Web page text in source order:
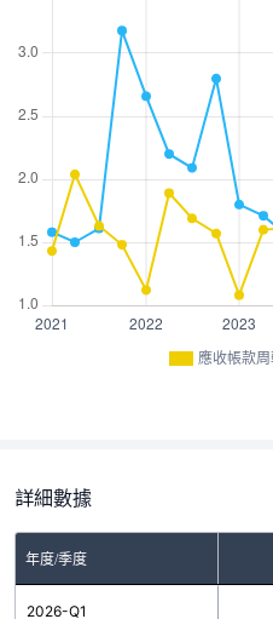
應收帳款
詳細數據
年度/季度
2026-Q1